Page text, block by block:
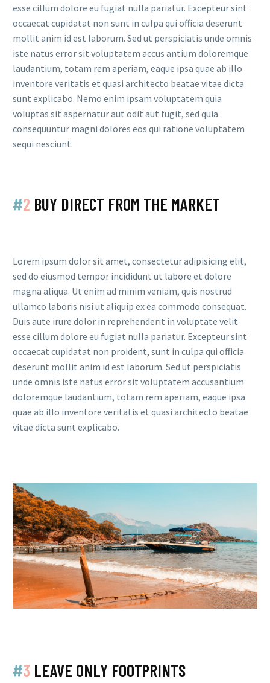
esse cillum dolore eu fugiat nulla pariatur. Excepteur sint
occaecat cupidatat non sunt in culpa qui officia deserunt
mollit anim id est laborum. Sed ut perspiciatis unde omnis
iste natus error sit voluptatem accus antium doloremque
laudantium, totam rem aperiam, eaque ipsa quae ab illo
inventore veritatis et quasi architecto beatae vitae dicta
sunt explicabo. Nemo enim ipsam voluptatem quia
voluptas sit aspernatur aut odit aut fugit, sed quia
consequuntur magni dolores eos qui ratione voluptatem
sequi nesciunt.
#2 BUY DIRECT FROM THE MARKET
Lorem ipsum dolor sit amet, consectetur adipisicing elit,
sed do eiusmod tempor incididunt ut labore et dolore
magna aliqua. Ut enim ad minim veniam, quis nostrud
ullamco laboris nisi ut aliquip ex ea commodo consequat.
Duis aute irure dolor in reprehenderit in voluptate velit
esse cillum dolore eu fugiat nulla pariatur. Excepteur sint
occaecat cupidatat non proident, sunt in culpa qui officia
deserunt mollit anim id est laborum. Sed ut perspiciatis
unde omnis iste natus error sit voluptatem accusantium
doloremque laudantium, totam rem aperiam, eaque ipsa
quae ab illo inventore veritatis et quasi architecto beatae
vitae dicta sunt explicabo.
#3 LEAVE ONLY FOOTPRINTS